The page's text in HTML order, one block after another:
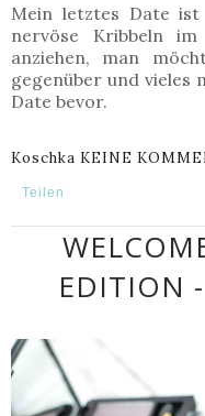
Mein letztes Date
nervöse Kribbeln
anziehen, man
gegenüber und vieles
Date bevor.
Koschka KEINE
Teilen
EDITION